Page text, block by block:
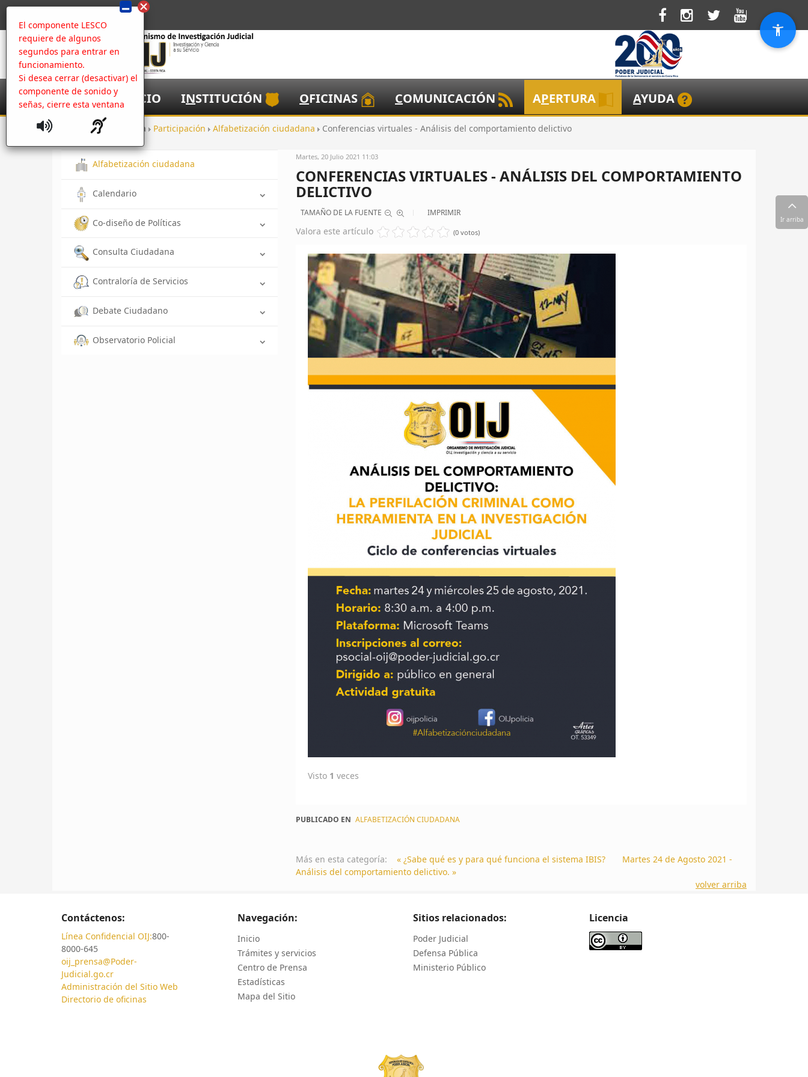
El componente LESCO
requiere de algunos
segundos para entrar en
funcionamiento.
Si desea cerrar (desactivar) el
componente de sonido y
señas, cierre esta ventana
NICIO INSTITUCIÓN OFICINAS COMUNICACIÓN APERTURA AYUDA
Inicio Apertura Participación Alfabetización ciudadana Conferencias virtuales - Análisis del comportamiento delictivo
Alfabetización ciudadana
Calendario
Co-diseño de Políticas
Consulta Ciudadana
Contraloría de Servicios
Debate Ciudadano
Observatorio Policial
Martes, 20 Julio 2021 11:03
CONFERENCIAS VIRTUALES - ANÁLISIS DEL COMPORTAMIENTO
DELICTIVO
TAMAÑO DE LA FUENTE IMPRIMIR
Valora este artículo (0 votos)
Visto 1 veces
PUBLICADO EN ALFABETIZACIÓN CIUDADANA
Más en esta categoría: « ¿Sabe qué es y para qué funciona el sistema IBIS?
Martes 24 de Agosto 2021 -
Análisis del comportamiento delictivo. »
volver arriba
Contáctenos:
Línea Confidencial OIJ:800-
8000-645
oij_prensa@Poder-
Judicial.go.cr
Administración del Sitio Web
Directorio de oficinas
Navegación:
Inicio
Trámites y servicios
Centro de Prensa
Estadísticas
Mapa del Sitio
Sitios relacionados:
Poder Judicial
Defensa Pública
Ministerio Público
Licencia
Ir arriba